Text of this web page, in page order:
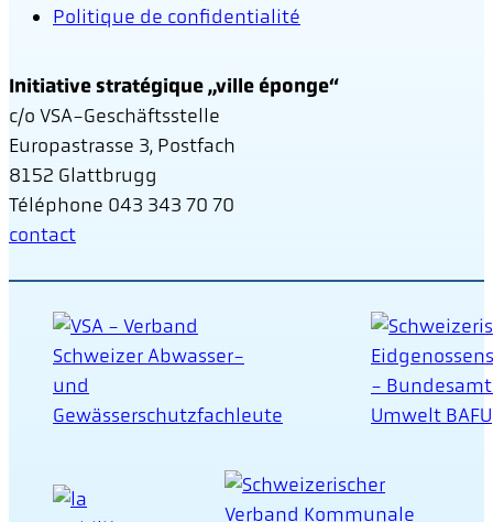
Politique de confidentialité
Initiative stratégique „ville éponge“
c/o VSA-Geschäftsstelle
Europastrasse 3, Postfach
8152 Glattbrugg
Téléphone 043 343 70 70
contact